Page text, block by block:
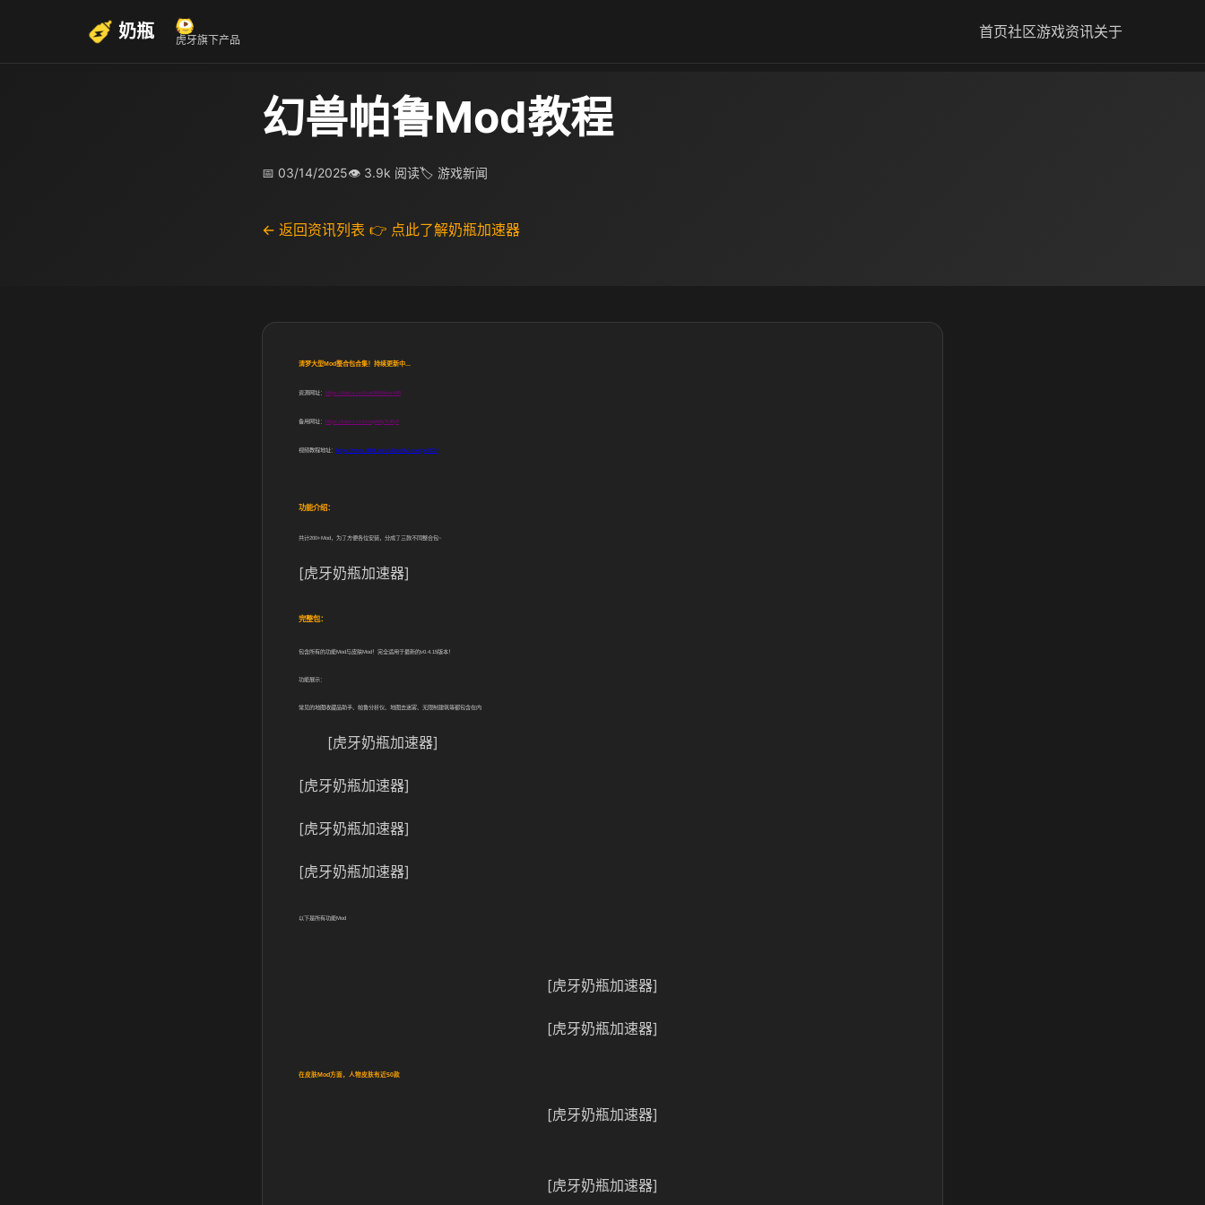
奶瓶 虎牙旗下产品 首页社区游戏资讯关于
幻兽帕鲁Mod教程
📅 03/14/2025👁 3.9k 阅读🏷 游戏新闻
← 返回资讯列表 👉 点此了解奶瓶加速器
清梦大型Mod整合包合集！持续更新中...
资源网址： https://kdocs.cn/l/caHRNWver4AR
备用网址： https://kdocs.cn/l/cnqW6iyTUPyP
视频教程地址： https://www.bilibili.com/video/BV1mxwpe3EXr/
功能介绍：
共计200+Mod ，为了方便各位安装，分成了三款不同整合包~
[虎牙奶瓶加速器]
完整包：
包含所有的功能Mod与皮肤Mod！完全适用于最新的v0.4.15版本！
功能展示：
常见的地图收藏品助手、帕鲁分析仪、地图去迷雾、无限制建筑等都包含在内
[虎牙奶瓶加速器]
[虎牙奶瓶加速器]
[虎牙奶瓶加速器]
[虎牙奶瓶加速器]
以下是所有功能Mod
[虎牙奶瓶加速器]
[虎牙奶瓶加速器]
在皮肤Mod方面，人物皮肤有近50款
[虎牙奶瓶加速器]
[虎牙奶瓶加速器]